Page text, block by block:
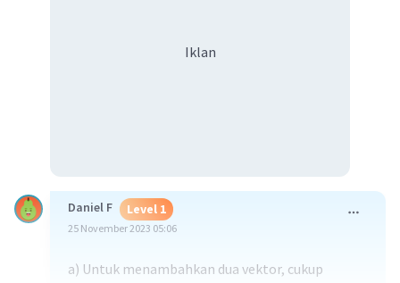
Iklan
Daniel F Level 1
25 November 2023 05:06
a) Untuk menambahkan dua vektor, cukup